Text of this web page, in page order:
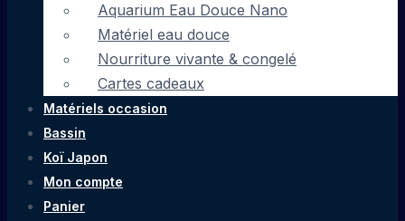
Aquarium Eau Douce Nano
Matériel eau douce
Nourriture vivante & congelé
Cartes cadeaux
Matériels occasion
Bassin
Koï Japon
Mon compte
Panier